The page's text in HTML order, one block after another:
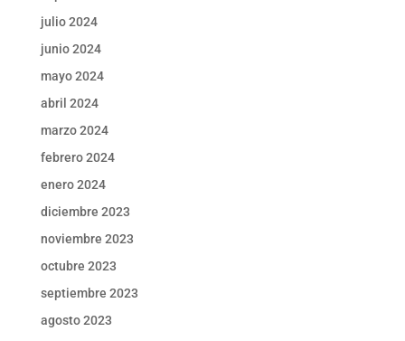
julio 2024
junio 2024
mayo 2024
abril 2024
marzo 2024
febrero 2024
enero 2024
diciembre 2023
noviembre 2023
octubre 2023
septiembre 2023
agosto 2023